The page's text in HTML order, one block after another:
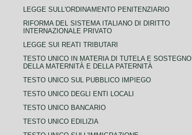
LEGGE SULL'ORDINAMENTO PENITENZIARIO
RIFORMA DEL SISTEMA ITALIANO DI DIRITTO
INTERNAZIONALE PRIVATO
LEGGE SUI REATI TRIBUTARI
TESTO UNICO IN MATERIA DI TUTELA E SOSTEGNO
DELLA MATERNITÀ E DELLA PATERNITÀ
TESTO UNICO SUL PUBBLICO IMPIEGO
TESTO UNICO DEGLI ENTI LOCALI
TESTO UNICO BANCARIO
TESTO UNICO EDILIZIA